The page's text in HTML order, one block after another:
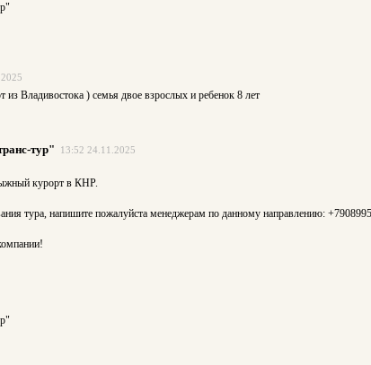
из Владивостока ) семья двое взрослых и ребенок 8 лет
тур" 13:52 24.11.2025
курорт в КНР.
тура, напишите пожалуйста менеджерам по данному направлению: